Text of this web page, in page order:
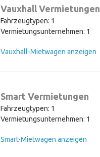
Vauxhall Vermietungen
Fahrzeugtypen: 1
Vermietungsunternehmen: 1
Vauxhall-Mietwagen anzeigen
Smart Vermietungen
Fahrzeugtypen: 1
Vermietungsunternehmen: 1
Smart-Mietwagen anzeigen